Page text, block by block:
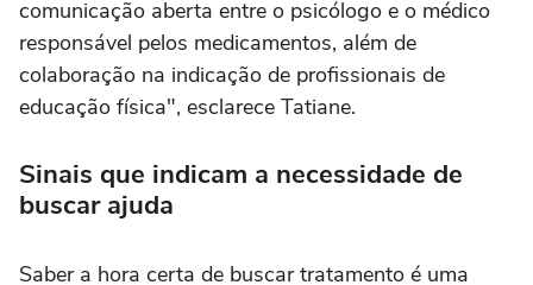
comunicação aberta entre o psicólogo e o médico
responsável pelos medicamentos, além de
colaboração na indicação de profissionais de
educação física", esclarece Tatiane.
Sinais que indicam a necessidade de
buscar ajuda
Saber a hora certa de buscar tratamento é uma